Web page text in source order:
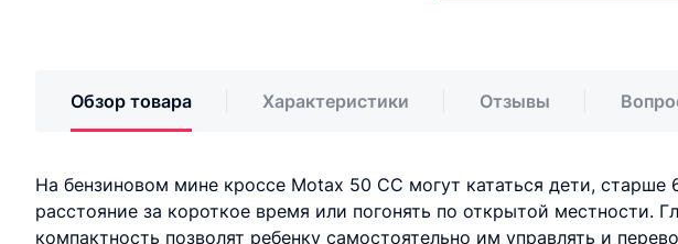
Обзор товара Характеристики Отзывы
На бензиновом мине кроссе Motax 50 CC могут кататься дети,
расстояние за короткое время или погонять по открытой местности.
компактность позволят ребенку самостоятельно им управлять и